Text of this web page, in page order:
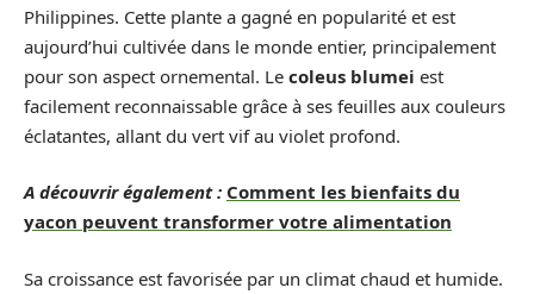
Philippines. Cette plante a gagné en popularité et est
aujourd’hui cultivée dans le monde entier, principalement
pour son aspect ornemental. Le coleus blumei est
facilement reconnaissable grâce à ses feuilles aux couleurs
éclatantes, allant du vert vif au violet profond.
A découvrir également : Comment les bienfaits du
yacon peuvent transformer votre alimentation
Sa croissance est favorisée par un climat chaud et humide.